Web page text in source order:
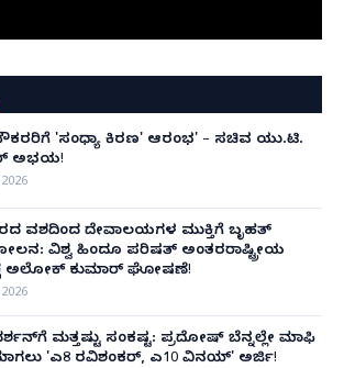
ನೌಕರರಿಗೆ 'ಸಂಧ್ಯಾ ಕಿರಣ' ಆರಂಭ' – ಸಚಿವ ಯು.ಟಿ.
ಅಭಯ!
ವಶದಿಂದ ದೇವಾಲಯಗಳ ಮುಕ್ತಿಗೆ ಬೃಹತ್
ವಿಶ್ವ ಹಿಂದೂ ಪರಿಷತ್ ಅಂತರರಾಷ್ಟ್ರೀಯ
ಅಲೋಕ್ ಕುಮಾರ್ ಘೋಷಣೆ!
ಮತ್ತಷ್ಟು ಸಂಕಷ್ಟ: ಪ್ರದೋಷ್ ಬೆನ್ನಲ್ಲೇ ಮಾಫಿ
'ಎ8 ರವಿಶಂಕರ್, ಎ10 ವಿನಯ್' ಅರ್ಜಿ!